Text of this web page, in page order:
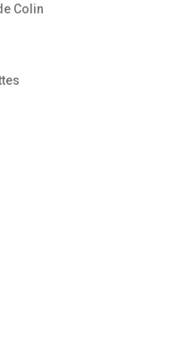
Colin